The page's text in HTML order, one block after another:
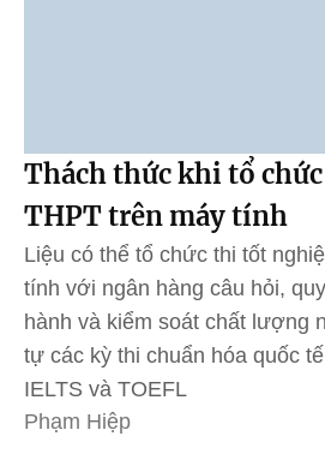
Thách thức khi tổ
THPT trên máy tính
Liệu có thể tổ chức thi tốt
tính với ngân hàng câu hỏi,
hành và kiểm soát chất lượng
tự các kỳ thi chuẩn hóa quốc
IELTS và TOEFL
Phạm Hiệp